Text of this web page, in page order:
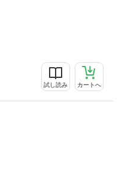
試し読み カートへ